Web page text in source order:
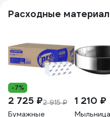
Расходные
-7%
2 725 ₽2 915 ₽
Бумажные
1 210 ₽